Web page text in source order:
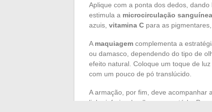
Aplique com a ponta dos dedos,
estimula a microcirculação
azuis, vitamina C para as
A maquiagem complementa a
ou damasco, dependendo do tipo de
efeito natural. Coloque um toque de
com um pouco de pó translúcido.
A armação, por fim, deve acompanhar
linha inferior do olho sem cortá-la. Para